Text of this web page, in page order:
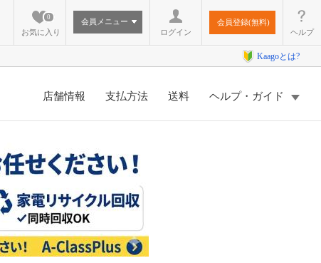
お気に入り
0
会員メニュー
ログイン
会員登録(無料)
ヘルプ
Kaagoとは?
店舗情報 支払方法 送料 ヘルプ・ガイド